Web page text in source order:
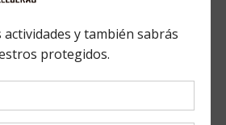
ELS PARCS – 8 DE MAYO 2016